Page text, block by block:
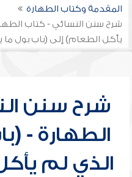
المقدمة وكتاب الطهارة
شرح سنن النسائي - كتاب
يأكل الطعام) إلى (باب بول
شرح سنن
الطهارة -
الذي لم